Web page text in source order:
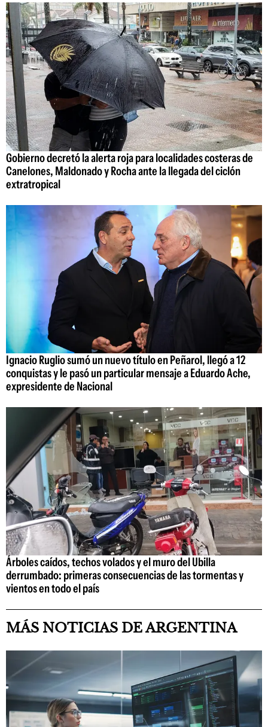
Gobierno decretó la alerta roja para localidades costeras de
Canelones, Maldonado y Rocha ante la llegada del ciclón
extratropical
Ignacio Ruglio sumó un nuevo título en Peñarol, llegó a 12
conquistas y le pasó un particular mensaje a Eduardo Ache,
expresidente de Nacional
Árboles caídos, techos volados y el muro del Ubilla
derrumbado: primeras consecuencias de las tormentas y
vientos en todo el país
MÁS NOTICIAS DE ARGENTINA